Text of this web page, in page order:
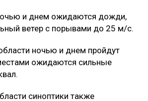
и днем ожидаются дожди,
ветер с порывами до 25 м/с.
ночью и днем пройдут
ожидаются сильные
синоптики также